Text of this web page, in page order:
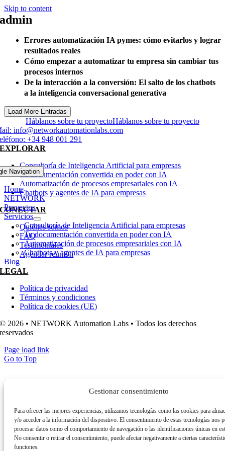
Gestionar consentimiento
Para ofrecer las mejores experiencias, utilizamos tecnologías como las cookies para
y/o acceder a la información del dispositivo. El consentimiento de estas tecnologías nos
procesar datos como el comportamiento de navegación o las identificaciones únicas en
No consentir o retirar el consentimiento, puede afectar negativamente a ciertas
funciones.
Skip to content
Navigation
Home
NETWORK
Proyectos
Servicios
Consultoría de Inteligencia Artificial para empresas
Tu documentación convertida en poder con IA
Automatización de procesos empresariales con IA
Chatbots y agentes de IA para empresas
Blog
admin
Errores automatización IA pymes: cómo evitarlos y lograr
resultados reales
Cómo empezar a automatizar tu empresa sin cambiar tus
procesos internos
De la interacción a la conversión: El salto de los chatbots
a la inteligencia conversacional generativa
Load More Entradas
Háblanos sobre tu proyectoHáblanos sobre tu proyecto
info@networkautomationlabs.com
+34 948 001 291
EXPLORAR
Consultoría de Inteligencia Artificial para empresas
Tu documentación convertida en poder con IA
Automatización de procesos empresariales con IA
Chatbots y agentes de IA para empresas
CONECTAR
Quiénes somos
FAQ
Testimoniales
Agendar reunión
LEGAL
Política de privacidad
Términos y condiciones
Política de cookies (UE)
© 2026 • NETWORK Automation Labs • Todos los derechos
reservados
Page load link
Go to Top